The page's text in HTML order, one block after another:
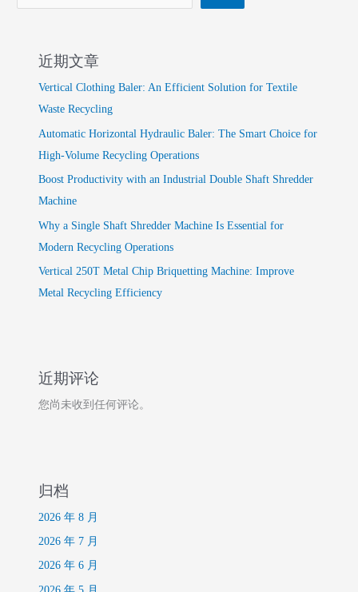
近期文章
Vertical Clothing Baler: An Efficient Solution for Textile
Waste Recycling
Automatic Horizontal Hydraulic Baler: The Smart Choice for
High-Volume Recycling Operations
Boost Productivity with an Industrial Double Shaft Shredder
Machine
Why a Single Shaft Shredder Machine Is Essential for
Modern Recycling Operations
Vertical 250T Metal Chip Briquetting Machine: Improve
Metal Recycling Efficiency
近期评论
您尚未收到任何评论。
归档
2026 年 8 月
2026 年 7 月
2026 年 6 月